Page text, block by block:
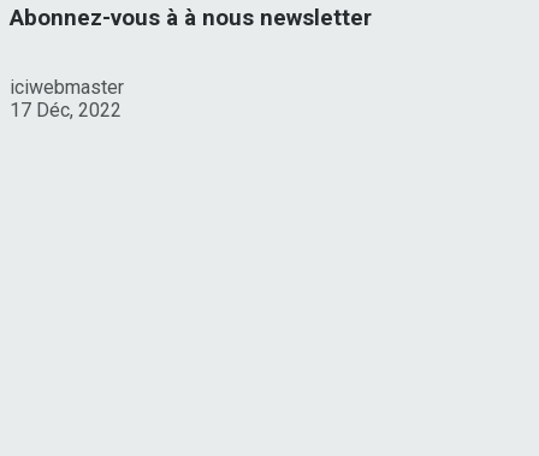
Abonnez-vous à à nous newsletter
iciwebmaster
17 Déc, 2022